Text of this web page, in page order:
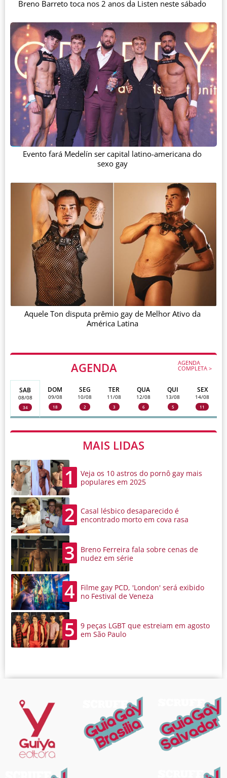
AGENDA AGENDA
COMPLETA >
SAB
08/08
34
DOM
09/08
18
SEG
10/08
2
TER
11/08
3
QUA
12/08
6
QUI
13/08
5
SEX
14/08
11
MAIS LIDAS
1
Veja os 10 astros do pornô gay mais
populares em 2025
2
Casal lésbico desaparecido é
encontrado morto em cova rasa
3
Breno Ferreira fala sobre cenas de
nudez em série
4
Filme gay PCD, 'London' será exibido
no Festival de Veneza
5
9 peças LGBT que estreiam em agosto
em São Paulo
Breno Barreto toca nos 2 anos da Listen neste sábado
Evento fará Medelín ser capital latino-americana do
sexo gay
Aquele Ton disputa prêmio gay de Melhor Ativo da
América Latina